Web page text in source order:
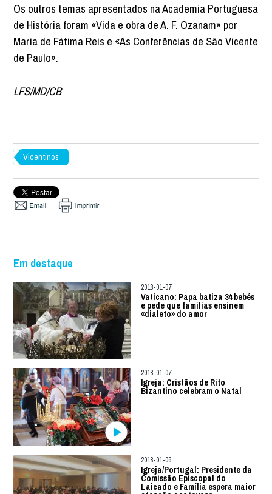
Os outros temas apresentados na Academia Portuguesa
de História foram «Vida e obra de A. F. Ozanam» por
Maria de Fátima Reis e «As Conferências de São Vicente
de Paulo».
LFS/MD/CB
Vicentinos
Em destaque
2018-01-07
Vaticano: Papa batiza 34 bebés
e pede que famílias ensinem
«dialeto» do amor
2018-01-07
Igreja: Cristãos de Rito
Bizantino celebram o Natal
2018-01-06
Igreja/Portugal: Presidente da
Comissão Episcopal do
Laicado e Família espera maior